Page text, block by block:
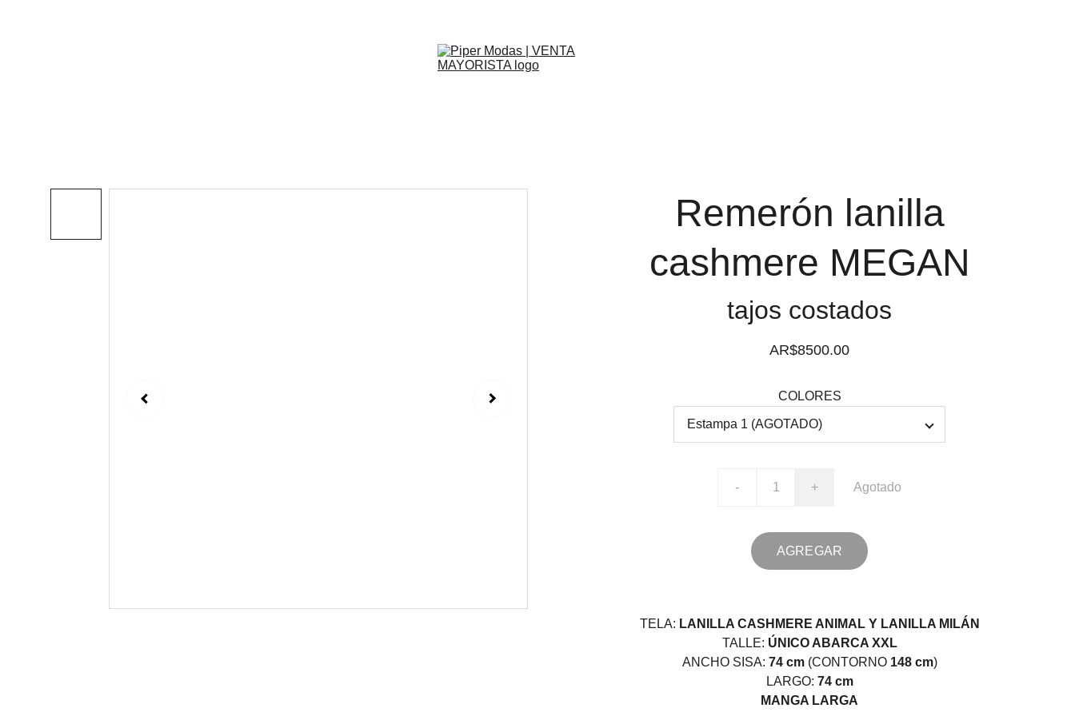
Remerón lanilla
cashmere MEGAN
tajos costados
AR$8500.00
COLORES
- + Agotado
AGREGAR
TELA: LANILLA CASHMERE ANIMAL Y LANILLA MILÁN
TALLE: ÚNICO ABARCA XXL
ANCHO SISA: 74 cm(CONTORNO 148 cm)
LARGO: 74 cm
MANGA LARGA